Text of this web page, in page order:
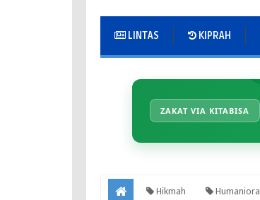
LINTAS KIPRAH
ZAKAT VIA KITABISA
Hikmah Humaniora